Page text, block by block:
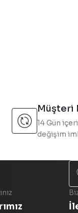
Müşteri
14 Gün
değişim